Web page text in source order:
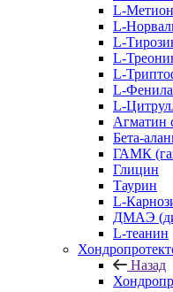
L-
L-
L-
L-
L-
L-
L-
Агматин
Бета-
ГАМК
Глицин
Таурин
L-
ДМАЭ
L-теанин
Назад